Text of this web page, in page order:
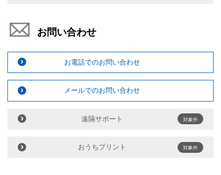
お問い合わせ
お電話でのお問い合わせ
メールでのお問い合わせ
遠隔サポート 対象外
おうちプリント 対象外